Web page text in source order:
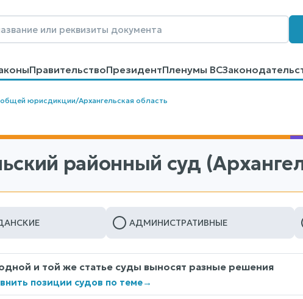
ПравительствоПрезидентПленумы ВС
договоровКонтактыПомощьПоиск
юрисдикции/Архангельская область
районный суд
АДМИНИСТРАТИВНЫЕ
и той же статье суды выносят разные решения
позиции судов по теме→